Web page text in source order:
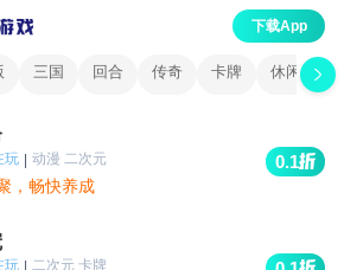
下载App
三国 回合 传奇 卡牌 休闲
玩 | 动漫 二次元
，畅快养成
0.1
玩 | 二次元 卡牌